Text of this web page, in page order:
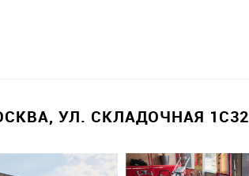
УЛ. СКЛАДОЧНАЯ 1С32